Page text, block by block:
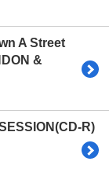
A Street
&
R)